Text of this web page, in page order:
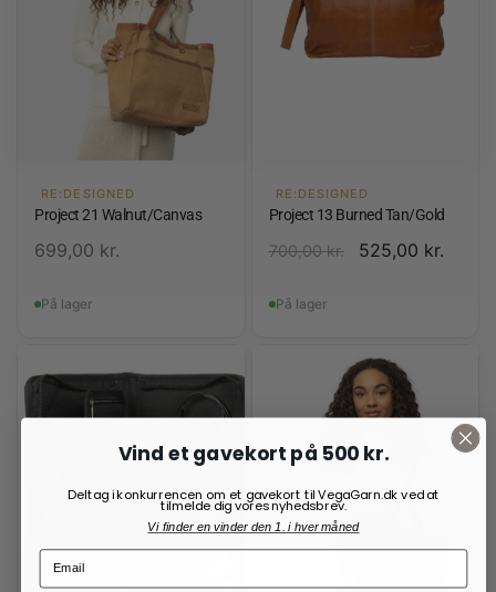
RE:DESIGNED
Project 21 Walnut/Canvas
699,00 kr.
På lager
RE:DESIGNED
Project 13 Burned Tan/Gold
700,00kr. 525,00 kr.
På lager
Vind et gavekort på 500 kr.
Deltag i konkurrencen om et gavekort til VegaGarn.dk ved at
tilmelde dig vores nyhedsbrev.
Vi finder en vinder den 1. i hver måned